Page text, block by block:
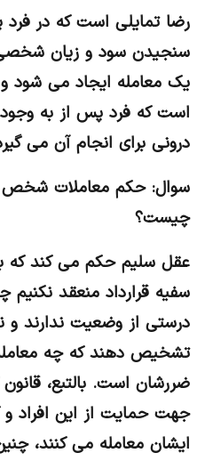
رضا تمایلی است که در
سنجیدن سود و زیان شخصی
یک معامله ایجاد می
است که فرد پس از به
درونی برای انجام آن می
سوال: حکم معاملات شخص
چیست؟
عقل سلیم حکم می کند که با
سفیه قرارداد منعقد نکنیم
درستی از وضعیت ندارند و
تشخیص دهند که چه
ضررشان است. بالتبع، قانون
جهت حمایت از این افراد و
ایشان معامله می کنند،